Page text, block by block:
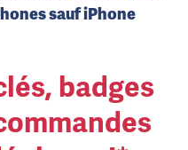
sauf iPhone
badges